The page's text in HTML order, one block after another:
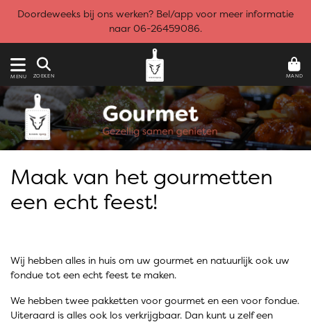
Doordeweeks bij ons werken? Bel/app voor meer informatie
naar 06-26459086.
MENU ZOEKEN MAND
Maak van het gourmetten
een echt feest!
Wij hebben alles in huis om uw gourmet en natuurlijk ook uw
fondue tot een echt feest te maken.
We hebben twee pakketten voor gourmet en een voor fondue.
Uiteraard is alles ook los verkrijgbaar. Dan kunt u zelf een